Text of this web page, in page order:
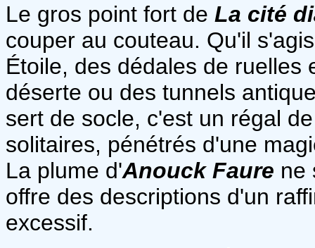
Le gros point fort de La cité
couper au couteau. Qu'il
Étoile, des dédales de ruelles
déserte ou des tunnels
sert de socle, c'est un régal
solitaires, pénétrés d'une
La plume d'Anouck Faure ne
offre des descriptions d'un
excessif.